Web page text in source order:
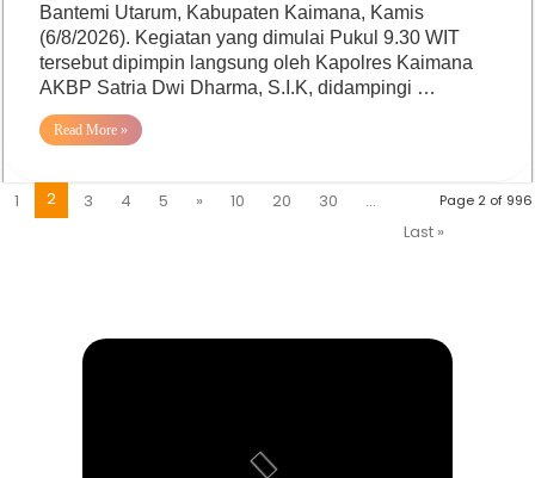
Bantemi Utarum, Kabupaten Kaimana, Kamis
(6/8/2026). Kegiatan yang dimulai Pukul 9.30 WIT
tersebut dipimpin langsung oleh Kapolres Kaimana
AKBP Satria Dwi Dharma, S.I.K, didampingi …
Read More »
Page 2 of 996
1 2 3 4 5 » 10 20 30
...
Last »